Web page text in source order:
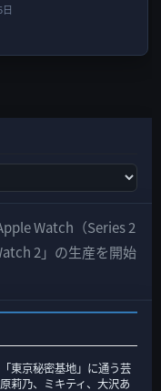
Watch（Series 2
2」の生産を開始
東京秘密基地」に通う芸
莉乃、ミキティ、大沢あ